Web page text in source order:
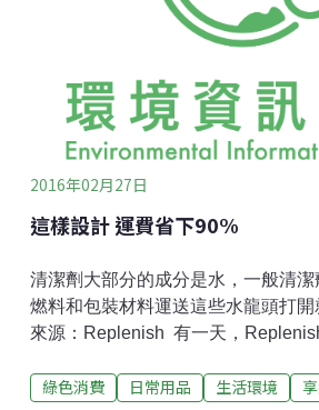
2016年02月27日
這樣設計 運費省下90%
清潔劑大部分的成分是水，一般清
燃料和包裝材料運送這些水龍頭打
來源：Replenish 有一天，
份表裡發現，其實整罐噴劑裡90%
綠色消費 日常用品 生活環境